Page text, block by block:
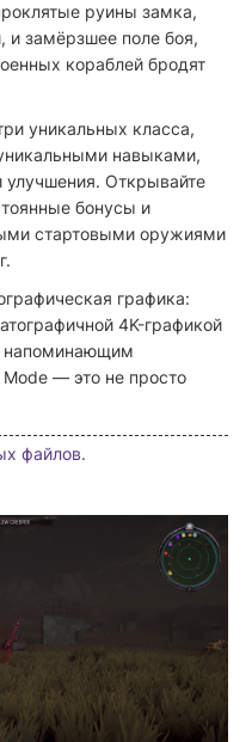
руины замка,
и замёрзшее поле боя,
кораблей бродят
уникальных класса,
навыками,
Открывайте
бонусы и
стартовыми оружиями
графика:
4K-графикой
напоминающим
— это не просто
файлов.